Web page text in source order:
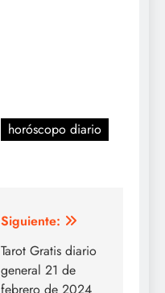
horóscopo diario
Siguiente:
Tarot Gratis diario
general 21 de